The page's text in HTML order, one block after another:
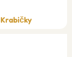
Krabičky